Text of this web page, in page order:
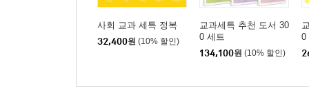
사회 교과 세특 정복
32,400원 (10% 할인)
교과세특 추천 도서 30
0 세트
134,100원 (10% 할인)
0